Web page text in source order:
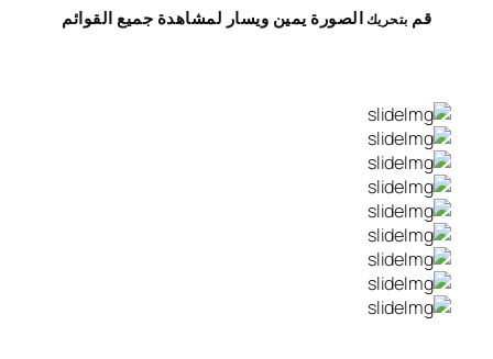
قم بتحريك الصورة يمين ويسار لمشاهدة جميع القوائم